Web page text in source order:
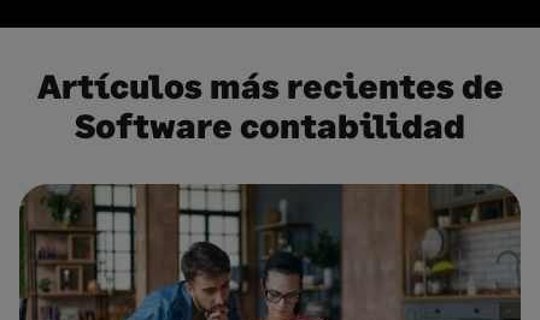
Artículos más recientes de
Software contabilidad